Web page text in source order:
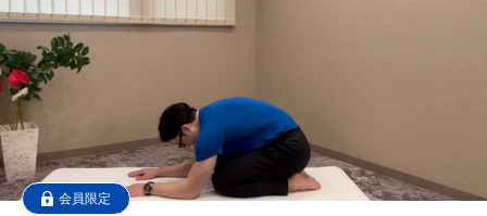
会員限定
セルフ姿勢分析
入会方法
トップ画面ガイド
利用規約